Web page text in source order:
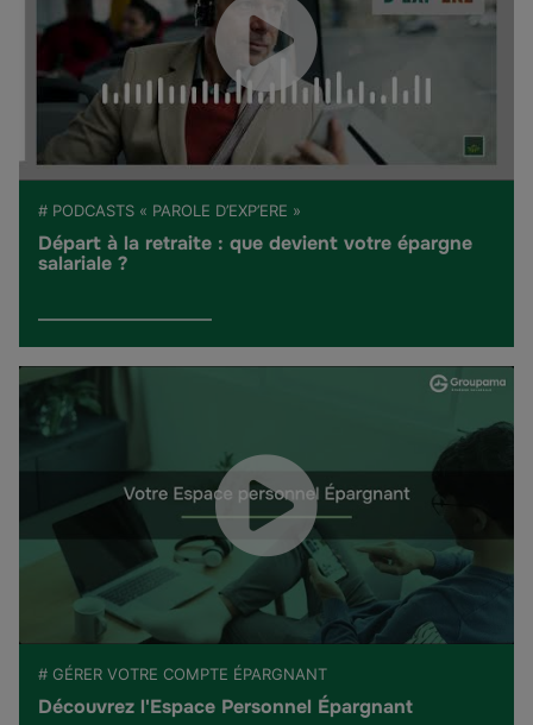
# PODCASTS « PAROLE D’EXP’ERE »
Départ à la retraite : que devient votre épargne
salariale ?
# GÉRER VOTRE COMPTE ÉPARGNANT
Découvrez l'Espace Personnel Épargnant